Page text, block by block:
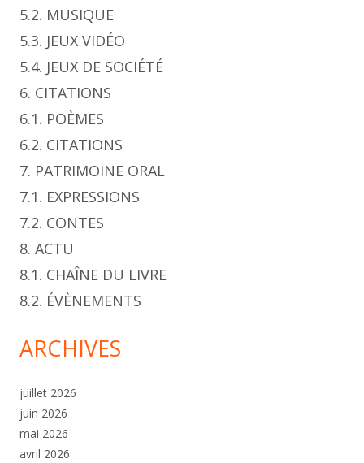
5.2. MUSIQUE
5.3. JEUX VIDÉO
5.4. JEUX DE SOCIÉTÉ
6. CITATIONS
6.1. POÈMES
6.2. CITATIONS
7. PATRIMOINE ORAL
7.1. EXPRESSIONS
7.2. CONTES
8. ACTU
8.1. CHAÎNE DU LIVRE
8.2. ÉVÈNEMENTS
ARCHIVES
juillet 2026
juin 2026
mai 2026
avril 2026